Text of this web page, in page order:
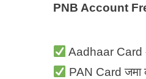
PNB Account
Aadhaar Card
PAN Card जमा